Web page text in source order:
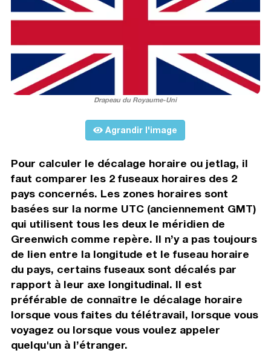
Drapeau du Royaume-Uni
Agrandir l'image
Pour calculer le décalage horaire ou jetlag, il
faut comparer les 2 fuseaux horaires des 2
pays concernés. Les zones horaires sont
basées sur la norme UTC (anciennement GMT)
qui utilisent tous les deux le méridien de
Greenwich comme repère. Il n’y a pas toujours
de lien entre la longitude et le fuseau horaire
du pays, certains fuseaux sont décalés par
rapport à leur axe longitudinal. Il est
préférable de connaître le décalage horaire
lorsque vous faites du télétravail, lorsque vous
voyagez ou lorsque vous voulez appeler
quelqu'un à l’étranger.